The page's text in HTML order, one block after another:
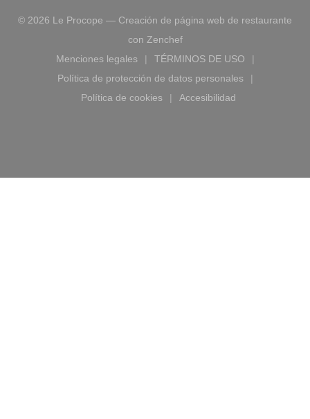
© 2026 Le Procope — Creación de página web de restaurante
con Zenchef((abre en una nueva
Menciones legales
((abre en una nueva ventana))
TÉRMINOS DE USO
((abre en una nueva
Política de protección de datos personales
((abre en una nueva ventana))
Política de cookies
((abre en una nueva ventana))
Accesibilidad